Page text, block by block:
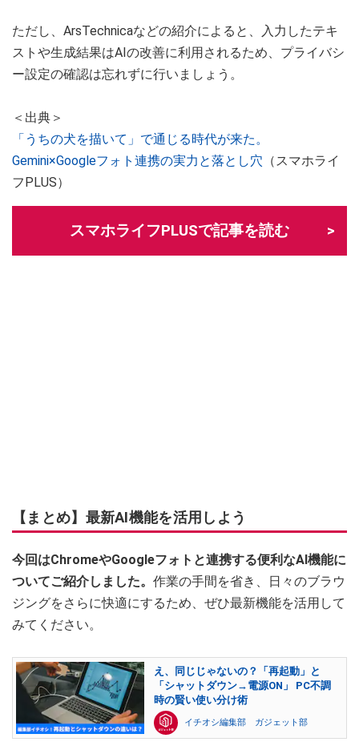
ただし、ArsTechnicaなどの紹介によると、入力したテキ
ストや生成結果はAIの改善に利用されるため、プライバシ
ー設定の確認は忘れずに行いましょう。
＜出典＞
「うちの犬を描いて」で通じる時代が来た。
Gemini×Googleフォト連携の実力と落とし穴 （スマホライ
フPLUS）
スマホライフPLUSで記事を読む
【まとめ】最新AI機能を活用しよう
今回はChromeやGoogleフォトと連携する便利なAI機能に
ついてご紹介しました。 作業の手間を省き、日々のブラウ
ジングをさらに快適にするため、ぜひ最新機能を活用して
みてください。
え、同じじゃないの？「再起動」と
「シャットダウン→電源ON」 PC不調
時の賢い使い分け術
イチオシ編集部 ガジェット部